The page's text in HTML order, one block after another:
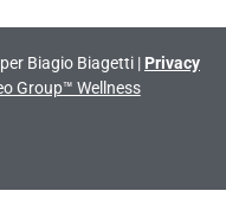
Biagio Biagetti | Privacy
Group™ Wellness